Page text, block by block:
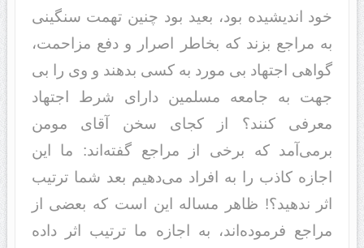
خود اندیشیده بود، بعید بود چنین تهمت سنگینی
به مراجع بزند که بخاطر اصرار و دفع مزاحمت،
گواهی اجتهاد بی مورد به کسی بدهند و وی را بی
جهت به جامعه مسلمین دارای شرط اجتهاد
معرفی کنند؟ از کجای سخن آقای مومن
برمی‌آمد که برخی از مراجع گفته‌اند: ما این
اجازه کاذب را به افراد می‌دهیم بعد شما ترتیب
اثر ندهید؟! ظاهر مساله این است که بعضی از
مراجع فرموده‌اند، به اجازه ما ترتیب اثر داده